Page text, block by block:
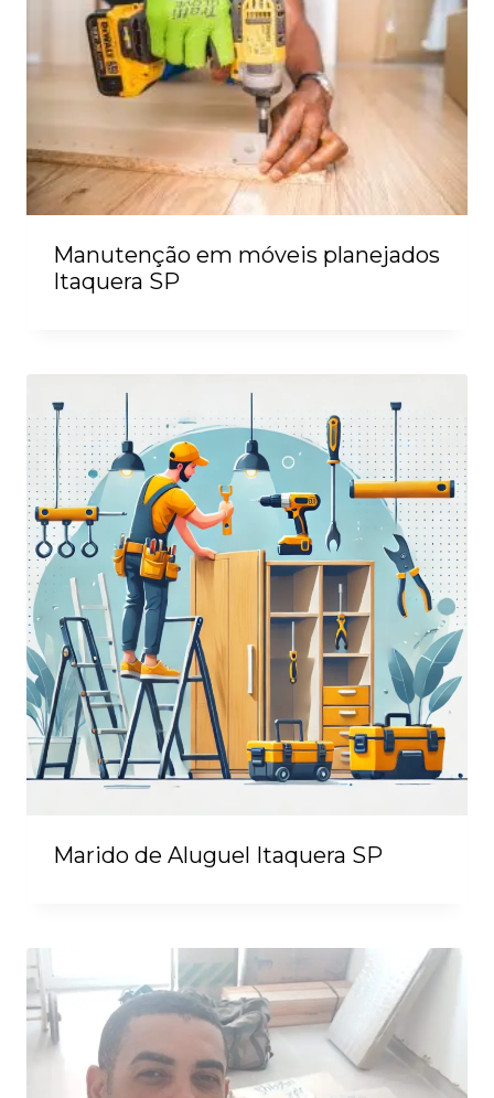
Manutenção em móveis planejados
Itaquera SP
Marido de Aluguel Itaquera SP